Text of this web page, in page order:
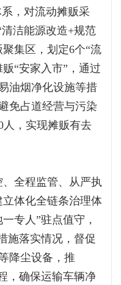
，对流动摊贩采
洁能源改造+规范
集区，划定6个“流
“安家入市”，通过
油烟净化设施等措
免占道经营与污染
人，实现摊贩有去
全程监管、从严执
体化全链条治理体
专人”驻点值守，
施落实情况，督促
降尘设备，推
，确保运输车辆净